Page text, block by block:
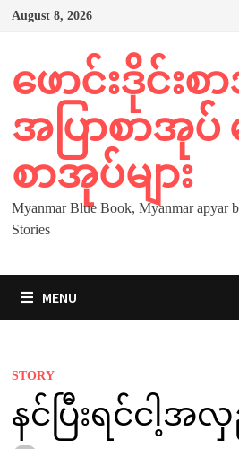
Skip
August 8, 2026
ဖောင်းဒိုင်းစ
အပြာစာအုပ်
စာအုပ်များ
Myanmar Blue Book, Myanmar apyar
Stories
MENU
STORY
နင်ပြီးရင်ငါ့အ